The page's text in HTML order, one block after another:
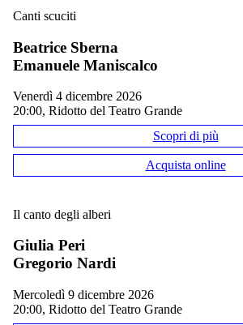
Canti scuciti
Beatrice Sberna
Emanuele Maniscalco
venerdì 4 dicembre 2026
20:00, Ridotto del Teatro Grande
Scopri di più
Acquista online
Il canto degli alberi
Giulia Peri
Gregorio Nardi
mercoledì 9 dicembre 2026
20:00, Ridotto del Teatro Grande